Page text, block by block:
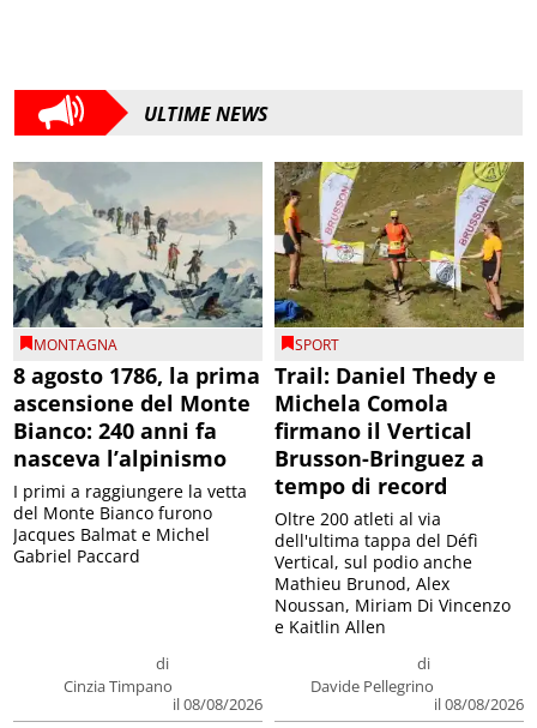
ULTIME NEWS
MONTAGNA
8 agosto 1786, la prima
ascensione del Monte
Bianco: 240 anni fa
nasceva l’alpinismo
di
Cinzia Timpano
il 08/08/2026
I primi a raggiungere la vetta
del Monte Bianco furono
Jacques Balmat e Michel
Gabriel Paccard
SPORT
Trail: Daniel Thedy e
Michela Comola
firmano il Vertical
Brusson-Bringuez a
tempo di record
di
Davide Pellegrino
il 08/08/2026
Oltre 200 atleti al via
dell'ultima tappa del Défì
Vertical, sul podio anche
Mathieu Brunod, Alex
Noussan, Miriam Di Vincenzo
e Kaitlin Allen